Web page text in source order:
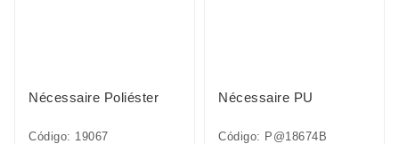
Nécessaire Poliéster
Código: 19067
Nécessaire PU
Código: P@18674B